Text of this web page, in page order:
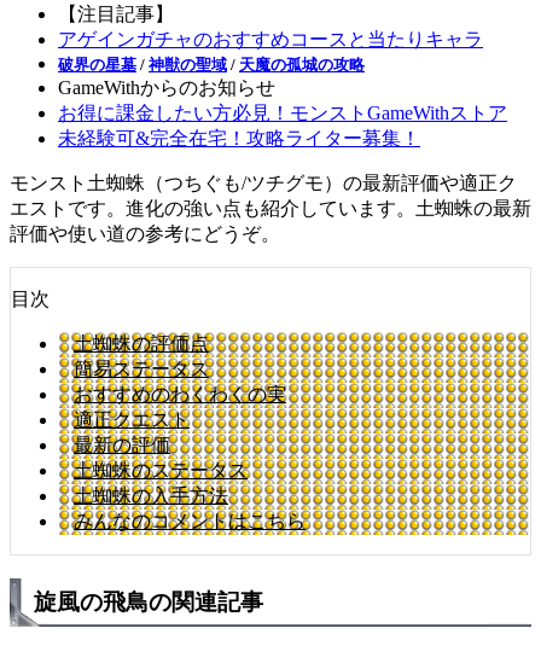
【注目記事】
アゲインガチャのおすすめコースと当たりキャラ
破界の星墓 / 神獣の聖域 / 天魔の孤城の攻略
GameWithからのお知らせ
お得に課金したい方必見！モンストGameWithストア
未経験可&完全在宅！攻略ライター募集！
モンスト土蜘蛛（つちぐも/ツチグモ）の最新評価や適正ク
エストです。進化の強い点も紹介しています。土蜘蛛の最新
評価や使い道の参考にどうぞ。
目次
土蜘蛛の評価点
簡易ステータス
おすすめのわくわくの実
適正クエスト
最新の評価
土蜘蛛のステータス
土蜘蛛の入手方法
みんなのコメントはこちら
旋風の飛鳥の関連記事